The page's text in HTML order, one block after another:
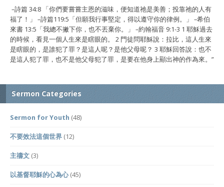
–詩篇 34:8 「你們要嘗嘗主恩的滋味，便知道祂是美善；投靠祂的人有
福了！」 –詩篇119:5「但願我行事堅定，得以遵守你的律例。」 –希伯
來書 13:5「我總不撇下你，也不丟棄你。」 –約翰福音 9:1-3 1 耶穌過去
的時候，看見一個人生來是瞎眼的。 2 門徒問耶穌說：拉比，這人生來
是瞎眼的，是誰犯了罪？是這人呢？是他父母呢？ 3 耶穌回答說：也不
是這人犯了罪，也不是他父母犯了罪，是要在他身上顯出神的作為來。”
Sermon Categories
Sermon for Youth (48)
不要效法這個世界 (12)
主禱文 (3)
以基督耶穌的心為心(45)